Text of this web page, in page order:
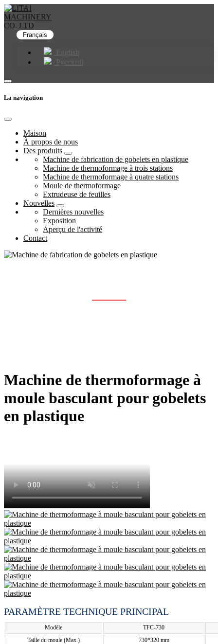
Français
English
Русский
La navigation
Maison
À propos de nous
Des produits
Machine de fabrication de gobelets en plastique
Machine de thermoformage à trois stations
Machine de thermoformage à quatre stations
Moule de thermoformage
Extrudeuse de feuilles
Nouvelles
Dernières nouvelles
Exposition
Aperçu de l'activité
Contact
Machine de thermoformage à
moule basculant pour gobelets
en plastique
PARAMÈTRE TECHNIQUE PRINCIPAL
Modèle
TFC-730
Taille du moule (Max.)
730*320 mm